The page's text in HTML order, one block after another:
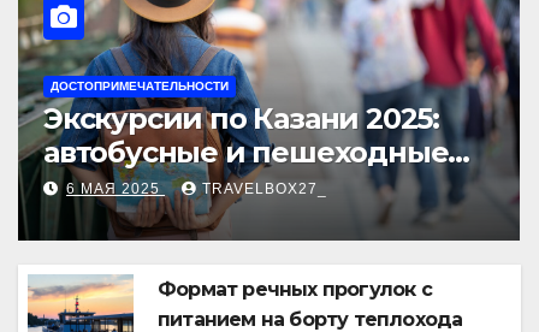
по Казани 2025:
и пешеходные
от туроператора
2025 TRAVELBOX27_
НОВОСТИ
Туры
Формат речных прогулок с
питанием на борту теплохода